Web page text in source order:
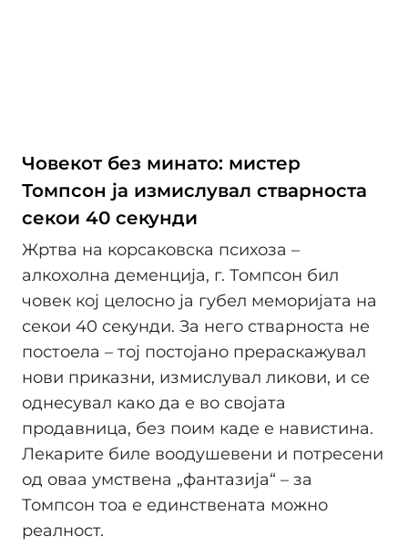
Човекот без минато: мистер
Томпсон ја измислувал стварноста
секои 40 секунди
Жртва на корсаковска психоза –
алкохолна деменција, г. Томпсон бил
човек кој целосно ја губел меморијата на
секои 40 секунди. За него стварноста не
постоела – тој постојано прераскажувал
нови приказни, измислувал ликови, и се
однесувал како да е во својата
продавница, без поим каде е навистина.
Лекарите биле воодушевени и потресени
од оваа умствена „фантазија“ – за
Томпсон тоа е единствената можно
реалност.